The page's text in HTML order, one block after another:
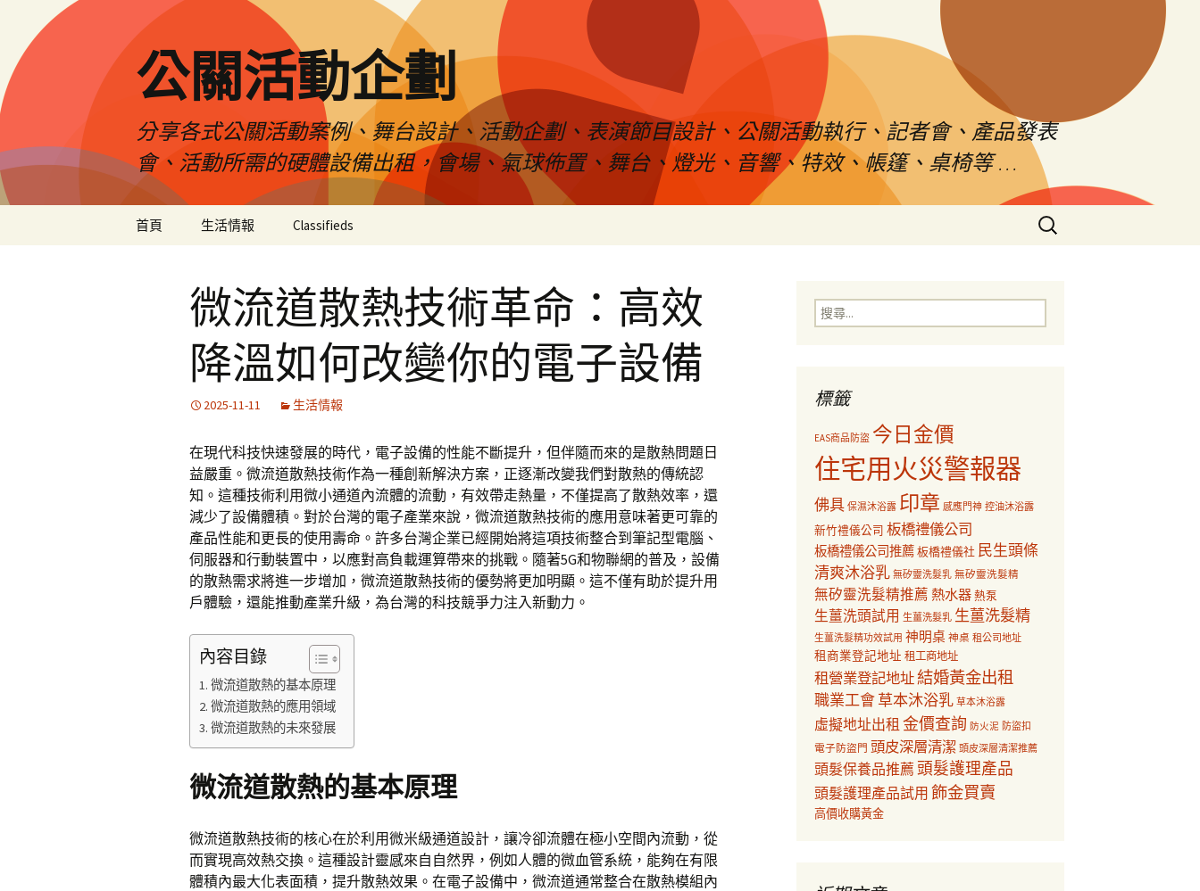
公關活動企劃
分享各式公關活動案例、舞台設計、活動企劃、表演節目設計、公關活動執行、記者會、產品發表
會、活動所需的硬體設備出租，會場、氣球佈置、舞台、燈光、音響、特效、帳篷、桌椅等 …
首頁 生活情報 Classifieds
搜
尋
字:
微流道散熱技術革命：高效
降溫如何改變你的電子設備
2025-11-11 生活情報
在現代科技快速發展的時代，電子設備的性能不斷提升，但伴隨而來的是散熱問題日
益嚴重。微流道散熱技術作為一種創新解決方案，正逐漸改變我們對散熱的傳統認
知。這種技術利用微小通道內流體的流動，有效帶走熱量，不僅提高了散熱效率，還
減少了設備體積。對於台灣的電子產業來說，微流道散熱技術的應用意味著更可靠的
產品性能和更長的使用壽命。許多台灣企業已經開始將這項技術整合到筆記型電腦、
伺服器和行動裝置中，以應對高負載運算帶來的挑戰。隨著5G和物聯網的普及，設備
的散熱需求將進一步增加，微流道散熱技術的優勢將更加明顯。這不僅有助於提升用
戶體驗，還能推動產業升級，為台灣的科技競爭力注入新動力。
內容目錄
微流道散熱的基本原理
微流道散熱的應用領域
微流道散熱的未來發展
微流道散熱的基本原理
微流道散熱技術的核心在於利用微米級通道設計，讓冷卻流體在極小空間內流動，從
而實現高效熱交換。這種設計靈感來自自然界，例如人體的微血管系統，能夠在有限
體積內最大化表面積，提升散熱效果。在電子設備中，微流道通常整合在散熱模組內
搜
尋
標籤
EAS商品防盜 今日金價
住宅用火災警報器
佛具 保濕沐浴露 印章 感應門神 控油沐浴露
新竹禮儀公司 板橋禮儀公司
板橋禮儀公司推薦板橋禮儀社 民生頭條
清爽沐浴乳 無矽靈洗髮乳 無矽靈洗髮精
無矽靈洗髮精推薦 熱水器 熱泵
生薑洗頭試用 生薑洗髮乳 生薑洗髮精
生薑洗髮精功效試用 神明桌 神桌 租公司地址
租商業登記地址 租工商地址
租營業登記地址結婚黃金出租
職業工會草本沐浴乳 草本沐浴露
虛擬地址出租 金價查詢 防火泥 防盜扣
電子防盜門 頭皮深層清潔 頭皮深層清潔推薦
頭髮保養品推薦 頭髮護理產品
頭髮護理產品試用 飾金買賣
高價收購黃金